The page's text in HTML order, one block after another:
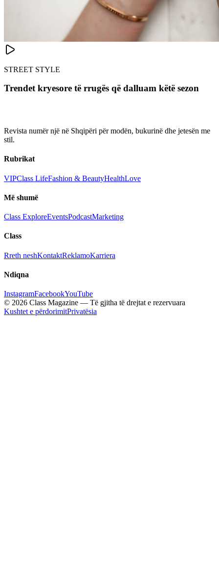
STREET STYLE
Trendet kryesore të rrugës që dalluam këtë sezon
Revista numër një në Shqipëri për modën, bukurinë dhe jetesën me
stil.
Rubrikat
VIPClass LifeFashion & BeautyHealthLove
Më shumë
Class ExploreEventsPodcastMarketing
Class
Rreth neshKontaktReklamoKarriera
Ndiqna
InstagramFacebookYouTube
© 2026 Class Magazine — Të gjitha të drejtat e rezervuara
Kushtet e përdorimitPrivatësia